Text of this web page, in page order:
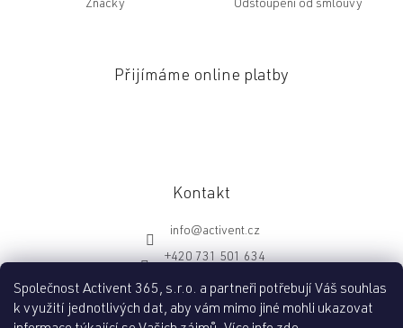
Společnost Activent 365, s.r.o. a partneři potřebují Váš souhlas
k využití jednotlivých dat, aby vám mimo jiné mohli ukazovat
Značky
Odstoupení od smlouvy
Přijímáme online platby
Kontakt
info@activent.cz
+420 731 501 634
http://fb.com/activentcz